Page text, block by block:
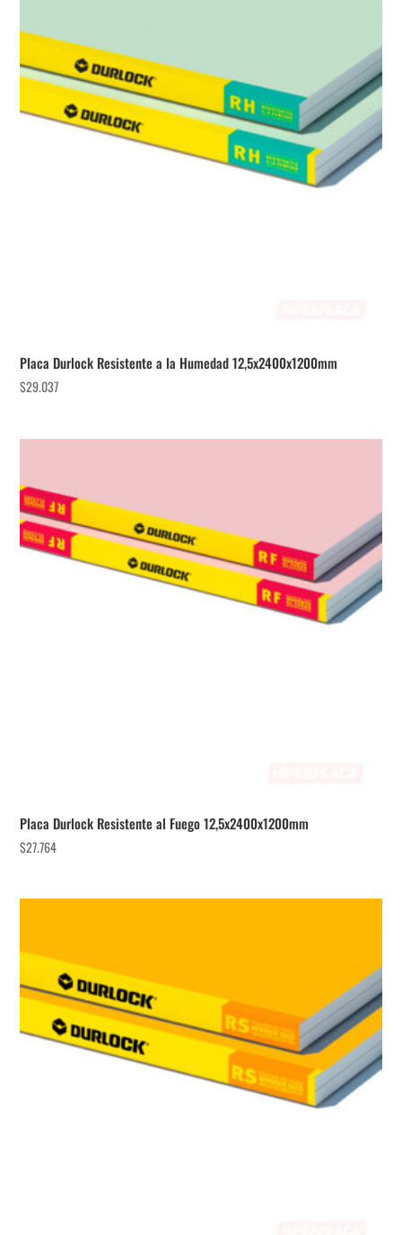
Placa Durlock Resistente a la Humedad 12,5x2400x1200mm
$29.037
Placa Durlock Resistente al Fuego 12,5x2400x1200mm
$27.764